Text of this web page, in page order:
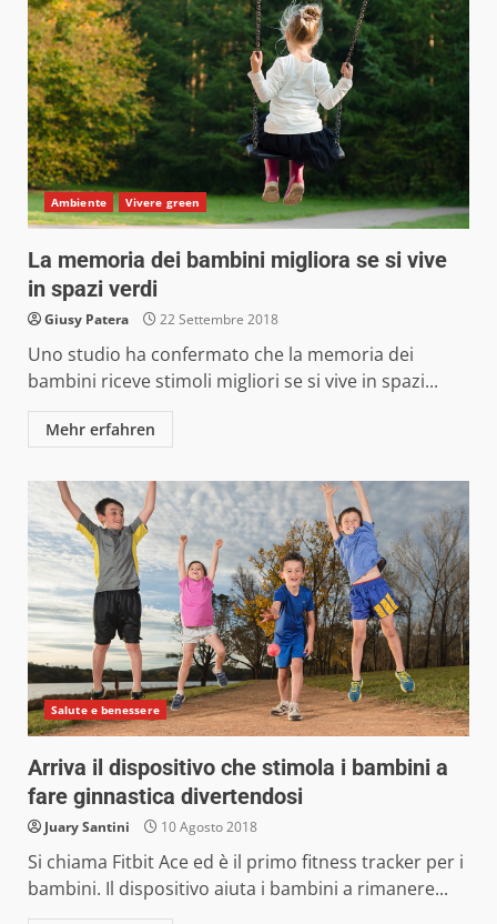
Ambiente Vivere green
La memoria dei bambini migliora se si vive
in spazi verdi
Giusy Patera 22 Settembre 2018
Uno studio ha confermato che la memoria dei
bambini riceve stimoli migliori se si vive in spazi...
Mehr erfahren
Salute e benessere
Arriva il dispositivo che stimola i bambini a
fare ginnastica divertendosi
Juary Santini 10 Agosto 2018
Si chiama Fitbit Ace ed è il primo fitness tracker per i
bambini. Il dispositivo aiuta i bambini a rimanere...